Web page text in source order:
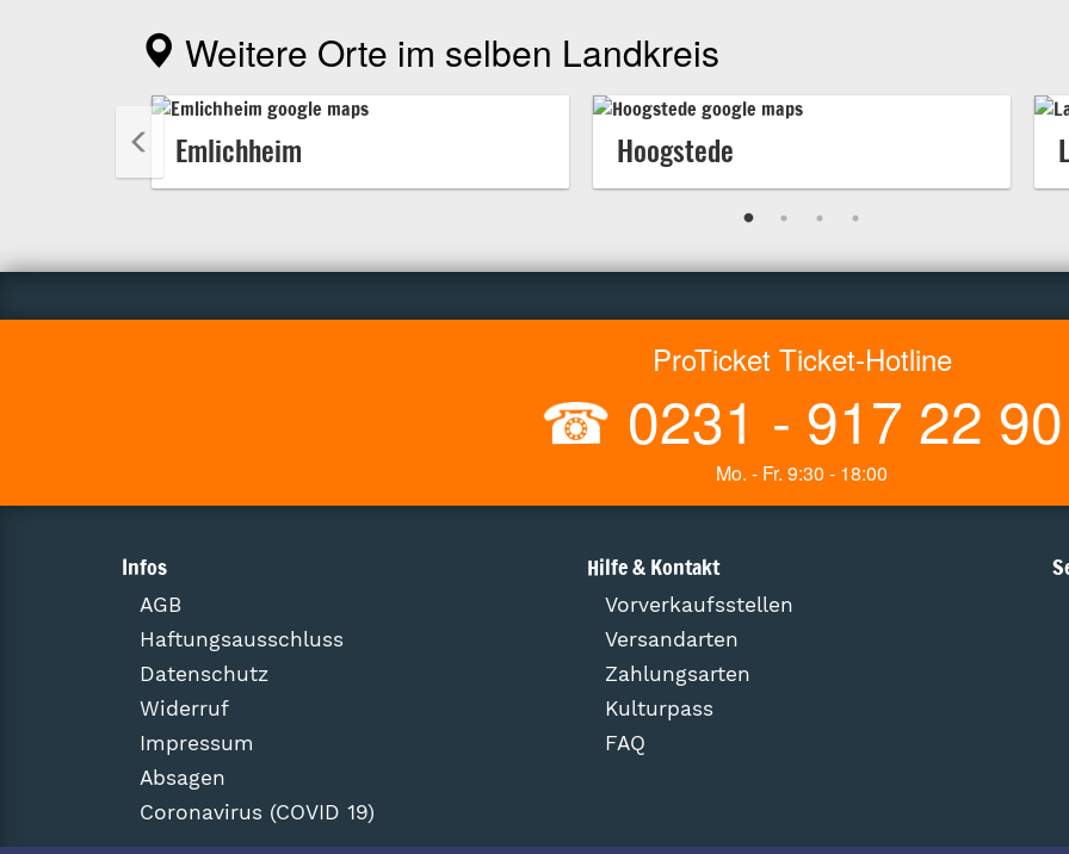
Weitere Orte im selben Landkreis
Emlichheim Hoogstede
ProTicket Ticket-Hotline
☎ 0231 - 917 22 90
Mo. - Fr. 9:30 - 18:00
Infos
AGB
Haftungsausschluss
Datenschutz
Widerruf
Impressum
Absagen
Coronavirus (COVID 19)
Hilfe & Kontakt
Vorverkaufsstellen
Versandarten
Zahlungsarten
Kulturpass
FAQ